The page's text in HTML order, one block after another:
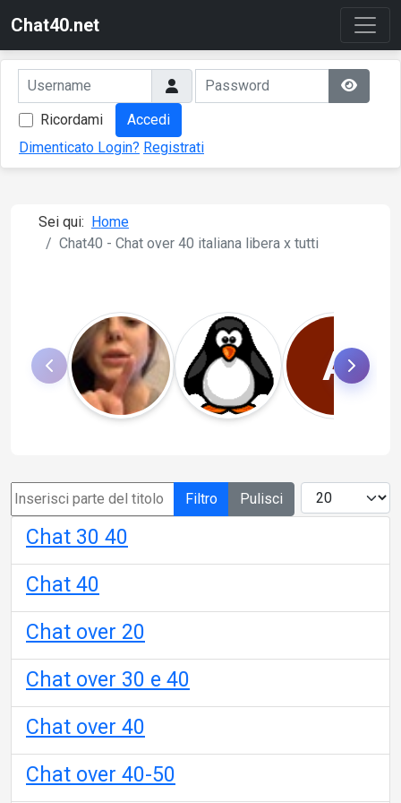
Chat40.net
Ricordami
Accedi
Dimenticato Login? Registrati
Sei qui: Home
Chat40 - Chat over 40 italiana libera x tutti
A
Filtro Pulisci
Chat 30 40
Chat 40
Chat over 20
Chat over 30 e 40
Chat over 40
Chat over 40-50